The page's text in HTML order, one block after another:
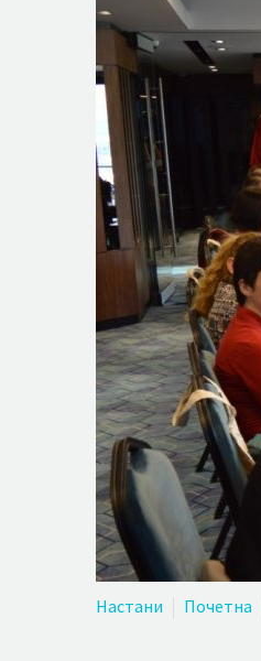
Настани Почетна